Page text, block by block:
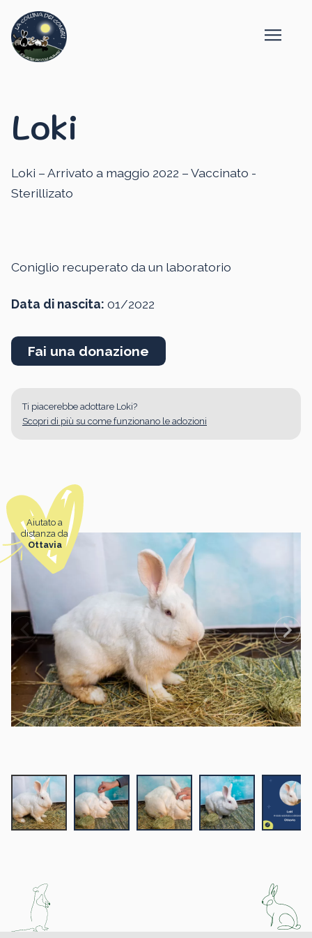
Loki
Loki – Arrivato a maggio 2022 – Vaccinato -
Sterillizato
Coniglio recuperato da un laboratorio
Data di nascita: 01/2022
Fai una donazione
Ti piacerebbe adottare Loki?
Scopri di più su come funzionano le adozioni
Aiutato a
distanza da
Ottavia